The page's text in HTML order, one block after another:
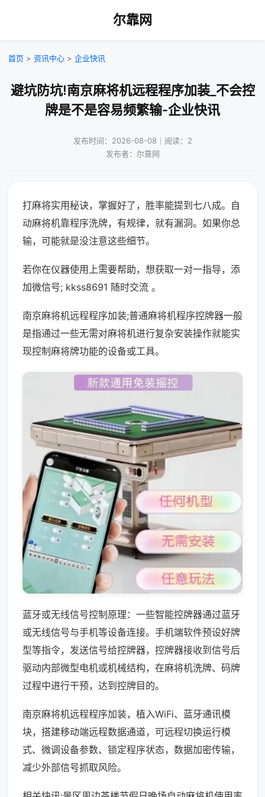
尔靠网
首页 > 资讯中心 > 企业快讯
避坑防坑!南京麻将机远程程序加装_不会控
牌是不是容易频繁输-企业快讯
发布时间：2026-08-08｜阅读：2
发布者：尔靠网
打麻将实用秘诀，掌握好了，胜率能提到七八成。自
动麻将机靠程序洗牌，有规律，就有漏洞。如果你总
输，可能就是没注意这些细节。
若你在仪器使用上需要帮助，想获取一对一指导，添
加微信号; kkss8691 随时交流 。
南京麻将机远程程序加装;普通麻将机程序控牌器一般
是指通过一些无需对麻将机进行复杂安装操作就能实
现控制麻将牌功能的设备或工具。
蓝牙或无线信号控制原理：一些智能控牌器通过蓝牙
或无线信号与手机等设备连接。手机端软件预设好牌
型等指令，发送信号给控牌器，控牌器接收到信号后
驱动内部微型电机或机械结构，在麻将机洗牌、码牌
过程中进行干预，达到控牌目的。
南京麻将机远程程序加装，植入WiFi、蓝牙通讯模
块，搭建移动端远程数据通道，可远程切换运行模
式、微调设备参数、锁定程序状态，数据加密传输，
减少外部信号抓取风险。